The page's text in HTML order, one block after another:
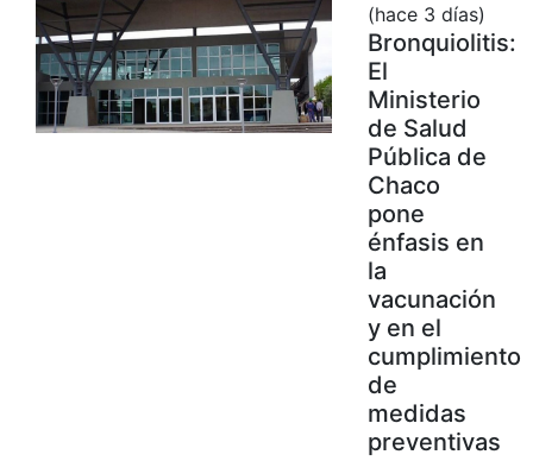
(hace 3 días)
Bronquiolitis:
El
Ministerio
de Salud
Pública de
Chaco
pone
énfasis en
la
vacunación
y en el
cumplimiento
de
medidas
preventivas